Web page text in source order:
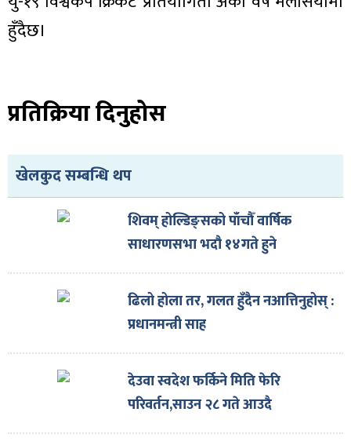
हुँदैछ।
प्रतिक्रिया दिनुहोस
खेलकुद सम्बन्धि थप
शिवम् होल्डिङ्सको पाँचौँ वार्षिक
साधारणसभा भदौ १४गते हुने
ढिलो होला तर, गलत हुँदैन नआत्तिनुहोस् :
प्रधानमन्त्री साह
देउवा स्वदेश फर्किने मिति फेरि
परिवर्तन,साउन २८ गते आउदै